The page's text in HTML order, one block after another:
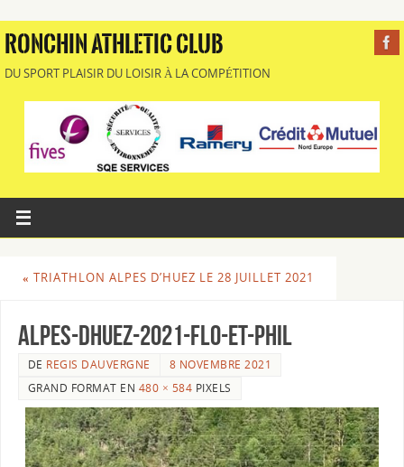
RONCHIN ATHLETIC CLUB
DU SPORT PLAISIR DU LOISIR À LA COMPÉTITION
« TRIATHLON ALPES D’HUEZ LE 28 JUILLET 2021
Alpes-dHuez-2021-Flo-et-Phil
DE REGIS DAUVERGNE
8 NOVEMBRE 2021
GRAND FORMAT EN 480 × 584 PIXELS